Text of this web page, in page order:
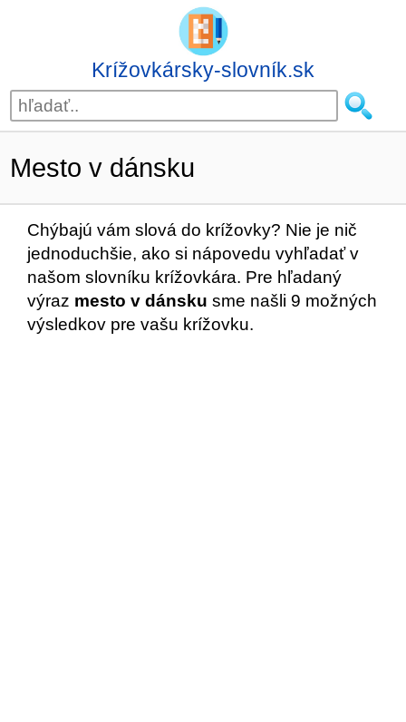
Krížovkársky-slovník.sk
Mesto v dánsku
Chýbajú vám slová do krížovky? Nie je nič
jednoduchšie, ako si nápovedu vyhľadať v
našom slovníku krížovkára. Pre hľadaný
výraz mesto v dánsku sme našli 9 možných
výsledkov pre vašu krížovku.